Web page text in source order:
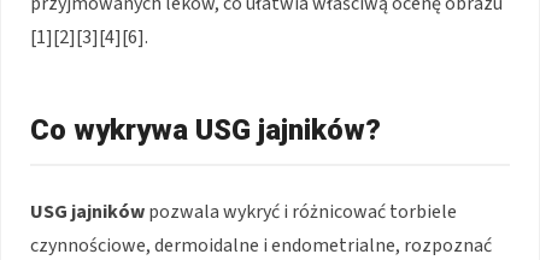
[1][2][3][4][6].
Co wykrywa USG jajników?
USG jajnikówpozwala wykryć i różnicować torbiele
czynnościowe, dermoidalne i endometrialne, rozpoznać